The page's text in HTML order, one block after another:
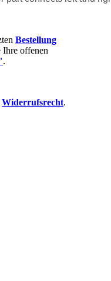
Bestellung
Ihre offenen
.
Widerrufsrecht.